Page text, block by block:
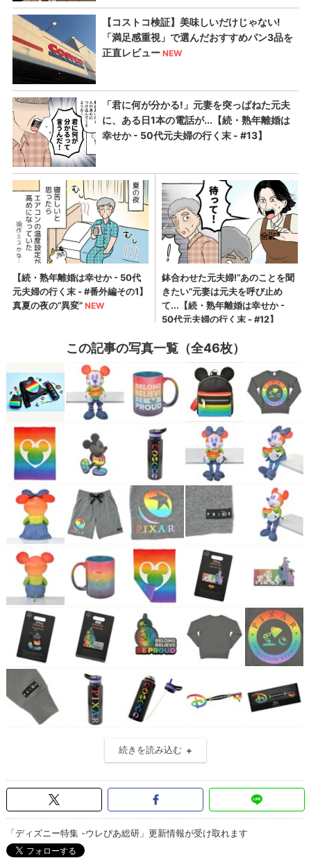
この記事の写真一覧（全46枚）
続きを読み込む
「ディズニー特集 -ウレぴあ総研」更新情報が受け取れます